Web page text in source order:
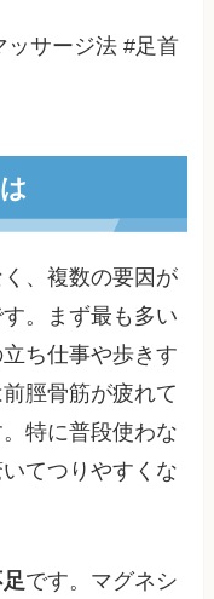
ッサージ法 #足首
、複数の要因が
。まず最も多い
ち仕事や歩きす
脛骨筋が疲れて
特に普段使わな
てつりやすくな
です。マグネシ